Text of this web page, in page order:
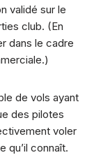
validé sur le
club. (En
dans le cadre
de vols ayant
des pilotes
voler
qu’il connaît.